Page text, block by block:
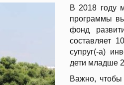
В 2018 году
программы
фонд
составляет
супруг(-а)
дети младше
Важно,